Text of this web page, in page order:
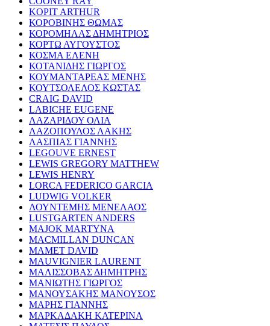
KOPIT ARTHUR
ΚΟΡΟΒΙΝΗΣ ΘΩΜΑΣ
ΚΟΡΟΜΗΛΑΣ ΔΗΜΗΤΡΙΟΣ
ΚΟΡΤΩ ΑΥΓΟΥΣΤΟΣ
ΚΟΣΜΑ ΕΛΕΝΗ
ΚΟΤΑΝΙΔΗΣ ΓΙΩΡΓΟΣ
ΚΟΥΜΑΝΤΑΡΕΑΣ ΜΕΝΗΣ
ΚΟΥΤΣΟΛΕΛΟΣ ΚΩΣΤΑΣ
CRAIG DAVID
LABICHE EUGENE
ΛΑΖΑΡΙΔΟΥ ΟΛΙΑ
ΛΑΖΟΠΟΥΛΟΣ ΛΑΚΗΣ
ΛΑΣΠΙΑΣ ΓΙΑΝΝΗΣ
LEGOUVE ERNEST
LEWIS GREGORY MATTHEW
LEWIS HENRY
LORCA FEDERICO GARCIA
LUDWIG VOLKER
ΛΟΥΝΤΕΜΗΣ ΜΕΝΕΛΑΟΣ
LUSTGARTEN ANDERS
MAJOK MARTYNA
MACMILLAN DUNCAN
MAMET DAVID
MAUVIGNIER LAURENT
ΜΑΛΙΣΣΟΒΑΣ ΔΗΜΗΤΡΗΣ
ΜΑΝΙΩΤΗΣ ΓΙΩΡΓΟΣ
ΜΑΝΟΥΣΑΚΗΣ ΜΑΝΟΥΣΟΣ
ΜΑΡΗΣ ΓΙΑΝΝΗΣ
ΜΑΡΚΑΔΑΚΗ ΚΑΤΕΡΙΝΑ